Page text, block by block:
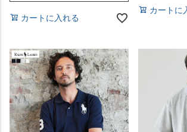
カートに入れる
カートに